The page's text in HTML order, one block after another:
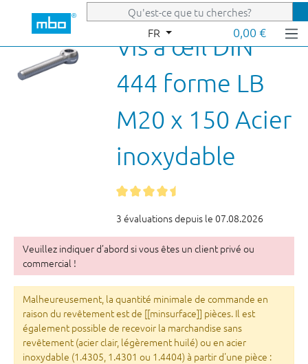
Passer au contenu principal
FR 0,00 €
Vis à œil DIN
444 forme LB
M20 x 150 Acier
inoxydable
3 évaluations depuis le 07.08.2026
Veuillez indiquer d’abord si vous êtes un client privé ou
commercial !
Malheureusement, la quantité minimale de commande en
raison du revêtement est de [[minsurface]] pièces. Il est
également possible de recevoir la marchandise sans
revêtement (acier clair, légèrement huilé) ou en acier
inoxydable (1.4305, 1.4301 ou 1.4404) à partir d'une pièce :